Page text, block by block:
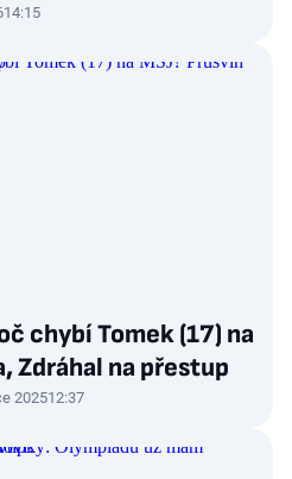
14:15
chybí Tomek (17) na
Zdráhal na přestup
202512:37